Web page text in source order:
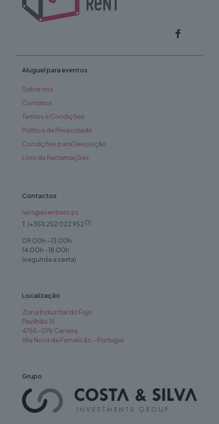
Aluguel para eventos
Sobre nós
Contatos
Termos e Condições
Política de Privacidade
Condições para Devolução
Livro de Reclamações
Contactos
rent@eventrent.pt
T. (+351) 252 022 952 [1]
09:00h - 13:00h
14:00h - 18:00h
(segunda a sexta)
Localização
Zona Industrial do Fojo
Pavilhão 15
4765-076 Carreira
Vila Nova de Famalicão – Portugal
Grupo